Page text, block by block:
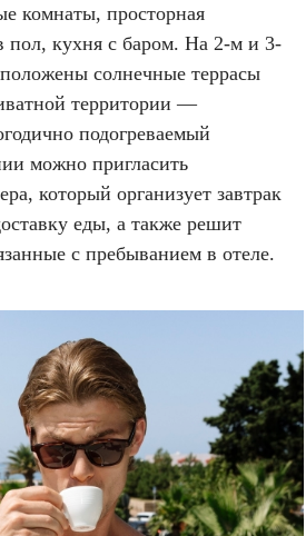
комнаты, просторная
пол, кухня с баром. На 2-м и 3-
солнечные террасы
территории —
подогреваемый
можно пригласить
который организует завтрак
еды, а также решит
с пребыванием в отеле.